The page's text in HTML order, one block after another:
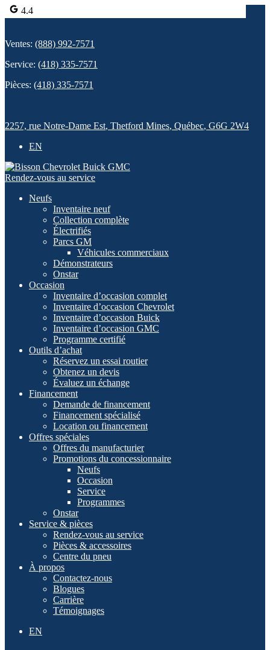
4.4
Ventes: (888) 992-7571
Service: (418) 335-7571
Pièces: (418) 335-7571
2257, rue Notre-Dame Est, Thetford Mines, Québec, G6G 2W4
EN
Rendez-vous au service
Neufs
Inventaire neuf
Collection complète
Électrifiés
Parcs GM
Véhicules commerciaux
Démonstrateurs
Onstar
Occasion
Inventaire d’occasion complet
Inventaire d’occasion Chevrolet
Inventaire d’occasion Buick
Inventaire d’occasion GMC
Programme certifié
Outils d’achat
Réservez un essai routier
Obtenez un devis
Évaluez un échange
Financement
Demande de financement
Financement spécialisé
Location ou financement
Offres spéciales
Offres du manufacturier
Promotions du concessionnaire
Neufs
Occasion
Service
Programmes
Onstar
Service & pièces
Rendez-vous au service
Pièces & accessoires
Centre du pneu
À propos
Contactez-nous
Blogues
Carrière
Témoignages
EN